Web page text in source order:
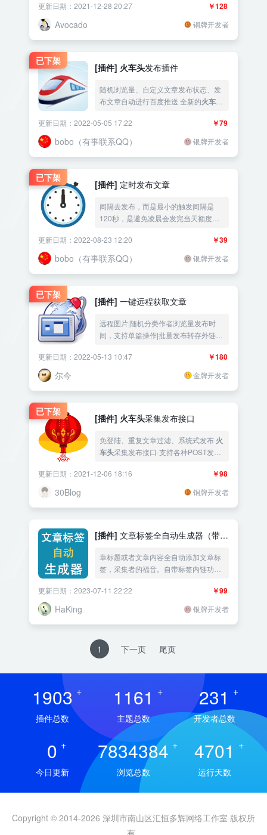
章是否置顶、是否允许评论，文章随机
浏览数，以及自动提取文章摘要等功
能，支持多种发布应用的各种免登陆
￥128
更新日期：2021-12-28 20:27
Avocado 铜牌开发者
已下架
[插件] 火车头发布插件
随机浏览量、自定义文章发布状态、发
布文章自动进行百度推送 全新的火车头
章发布状态、发布文章自动进行百度推
送、火车头
本地端选择栏目的功
能！！！ 注意注意！！需要配合火车
￥79
更新日期：2022-05-05 17:22
bobo（有事联系QQ） 银牌开发者
已下架
[插件] 定时发布文章
间隔去发布，而是最小的触发间隔是
120秒，是避免凌晨会发完当天额度的
采集了大量文章，然后使用本插件慢慢
的更新，插件会根据发布间隔，每天定
时的发布文章，并且修正发布
￥39
更新日期：2022-08-23 12:20
bobo（有事联系QQ） 银牌开发者
已下架
[插件] 一键远程获取文章
远程图片|随机分类作者浏览量发布时
间，支持单篇操作|批量发布转存外链图
一键复制|定时发布|ZBlog采集插件——
￥180
更新日期：2022-05-13 10:47
尔今 金牌开发者
已下架
[插件] 火车头采集发布接口
免登陆、重复文章过滤、系统式发布 火
车头采集发布接口-支持各种POST发布
意：这不是采集插件，是
采集发
布接口，不了解的请略过！ 不提
￥98
更新日期：2021-12-06 18:16
30Blog 铜牌开发者
[插件] 文章标签全自动生成器（带标
NLP
章标题或者文章内容全自动添加文章标
签，采集者的福音。自带标签内链功能
车头 采集。支持阿里云自然语言处理的
NLP方式来进行分词处理。 基础设置
￥99
更新日期：2023-07-11 22:22
HaKing 银牌开发者
1 下一页 尾页
1903 +
插件总数
1161 +
主题总数
231 +
开发者总数
0 +
今日更新
7834384 +
浏览总数
4701 +
运行天数
Copyright © 2014-2026 深圳市南山区汇恒多辉网络工作室 版权所
有